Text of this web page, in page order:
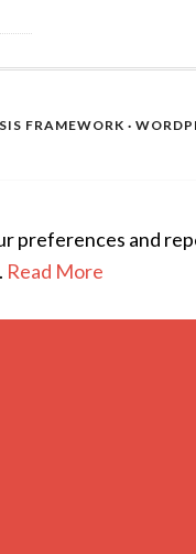
FRAMEWORK ·
and
Read More